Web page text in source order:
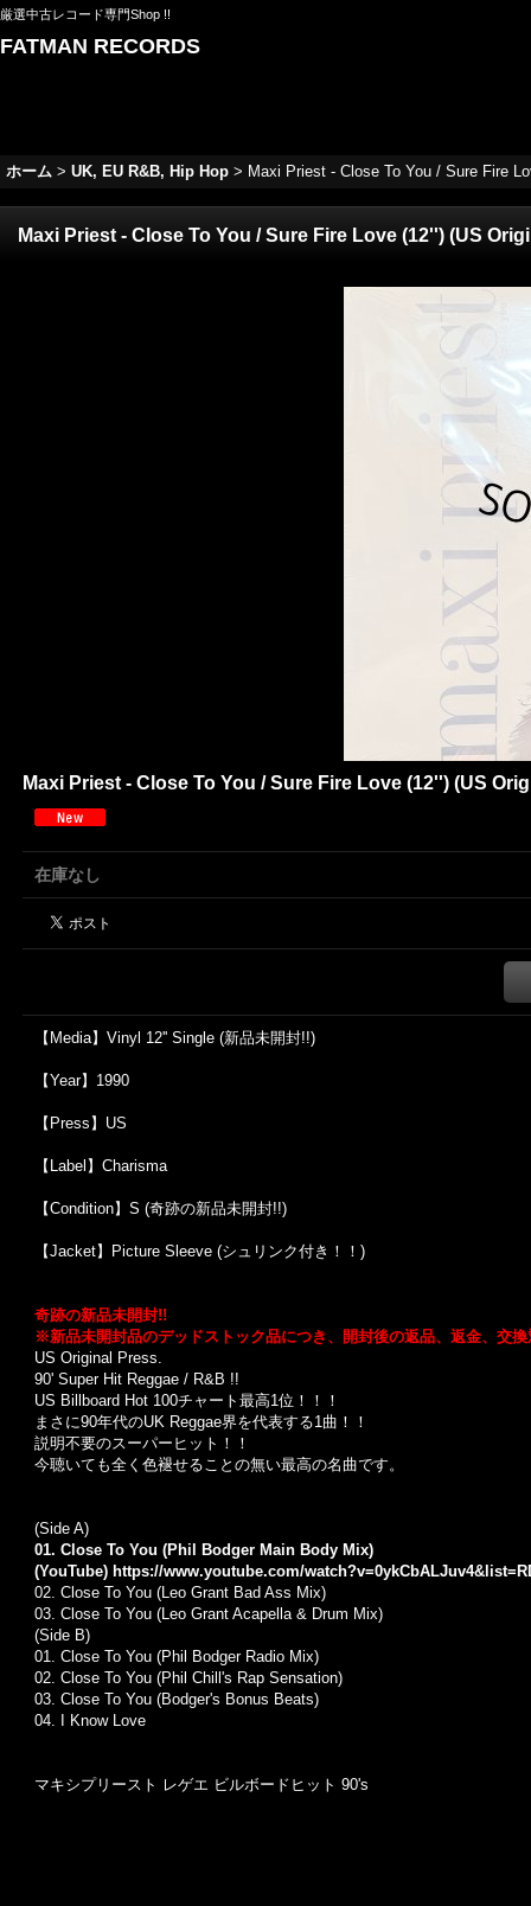
厳選中古レコード専門Shop !!
FATMAN RECORDS
ホーム > UK, EU R&B, Hip Hop > Maxi Priest - Close To You / Sure Fire
Maxi Priest - Close To You / Sure Fire Love (12'') (US
Maxi Priest - Close To You / Sure Fire Love (12'') (US
在庫なし
【Media】Vinyl 12'' Single (新品未開封!!)
【Year】1990
【Press】US
【Label】Charisma
【Condition】S (奇跡の新品未開封!!)
【Jacket】Picture Sleeve (シュリンク付き！！)
奇跡の新品未開封!!
※新品未開封品のデッドストック品につき、開封後の返品、返金、交
US Original Press.
90' Super Hit Reggae / R&B !!
US Billboard Hot 100チャート最高1位！！！
まさに90年代のUK Reggae界を代表する1曲！！
説明不要のスーパーヒット！！
今聴いても全く色褪せることの無い最高の名曲です。
(Side A)
01. Close To You (Phil Bodger Main Body Mix)
(YouTube) https://www.youtube.com/
02. Close To You (Leo Grant Bad Ass Mix)
03. Close To You (Leo Grant Acapella & Drum Mix)
(Side B)
01. Close To You (Phil Bodger Radio Mix)
02. Close To You (Phil Chill's Rap Sensation)
03. Close To You (Bodger's Bonus Beats)
04. I Know Love
マキシプリースト レゲエ ビルボードヒット 90's